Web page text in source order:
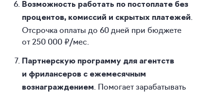
Возможность работать по постоплате без
процентов, комиссий и скрытых платежей
Отсрочка оплаты до 60 дней при бюджете
от 250 000 ₽/мес.
Партнерскую программу для агентств
и фрилансеров с ежемесячным
вознаграждением
. Помогает зарабатывать